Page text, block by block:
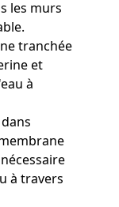
les murs
tranchée
et
à
dans
à travers